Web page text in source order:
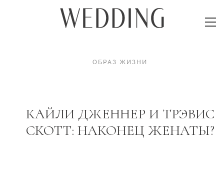
ОБРАЗ ЖИЗНИ
КАЙЛИ ДЖЕННЕР И ТРЭВИС
СКОТТ: НАКОНЕЦ ЖЕНАТЫ?